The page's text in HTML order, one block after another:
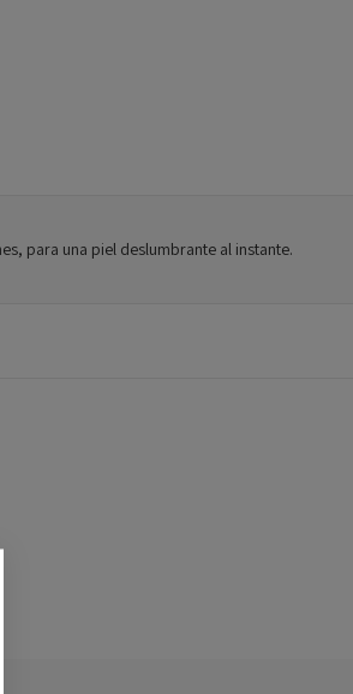
para una piel deslumbrante al instante.